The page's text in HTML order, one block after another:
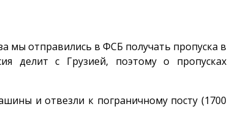
мы отправились в ФСБ получать пропуска в
делит с Грузией, поэтому о пропусках
и отвезли к пограничному посту (1700